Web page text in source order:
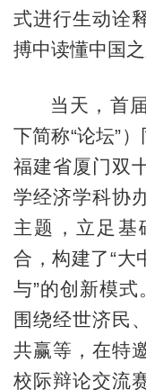
式进行生动诠
搏中读懂中国
当天，首
下简称“论坛”
福建省厦门双
学经济学科协
主题，立足基
合，构建了“大
与”的创新模
围绕经世济民
共赢等，在特
校际辩论交流